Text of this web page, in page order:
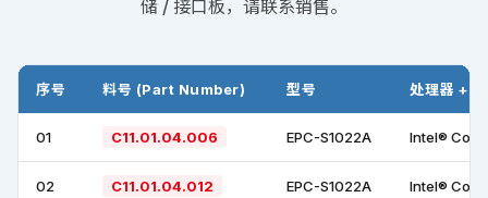
储 / 接口板，请联系销售。
序号 料号 (Part Number) 型号 处理器 +
01 C11.01.04.006 EPC-S1022A Intel®
02 C11.01.04.012 EPC-S1022A Intel®